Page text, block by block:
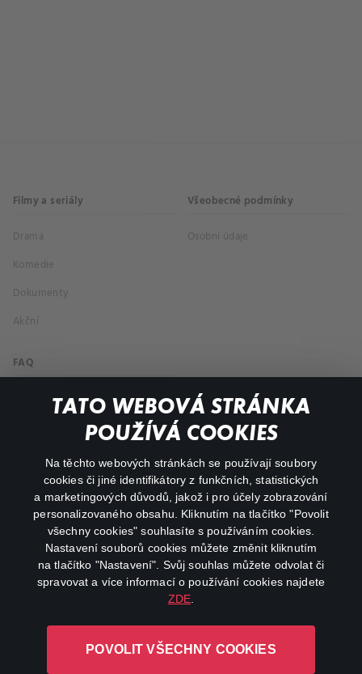
TATO WEBOVÁ STRÁNKA
POUŽÍVÁ COOKIES
Na těchto webových stránkách se používají soubory
cookies či jiné identifikátory z funkčních, statistických
a marketingových důvodů, jakož i pro účely zobrazování
personalizovaného obsahu. Kliknutím na tlačítko "Povolit
všechny cookies" souhlasíte s používáním cookies.
Nastavení souborů cookies můžete změnit kliknutím
na tlačítko "Nastavení". Svůj souhlas můžete odvolat či
spravovat a více informací o používání cookies najdete
ZDE
POVOLIT VŠECHNY COOKIES
Filmy a seriály
Drama
Komedie
Dokumenty
Akční
Všeobecné podmínky
Osobní údaje
FAQ
Můj účet
Důležité odkazy
facebookinstagram
youtube
L-1246 Luxembourg R.C.S.